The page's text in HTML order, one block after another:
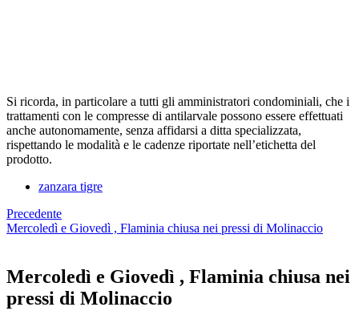
Si ricorda, in particolare a tutti gli amministratori condominiali, che i
trattamenti con le compresse di antilarvale possono essere effettuati
anche autonomamente, senza affidarsi a ditta specializzata,
rispettando le modalità e le cadenze riportate nell’etichetta del
prodotto.
zanzara tigre
Precedente
Mercoledì e Giovedì , Flaminia chiusa nei pressi di Molinaccio
Mercoledì e Giovedì , Flaminia chiusa nei
pressi di Molinaccio